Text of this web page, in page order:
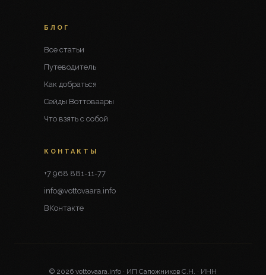
БЛОГ
Все статьи
Путеводитель
Как добраться
Сейды Воттоваары
Что взять с собой
КОНТАКТЫ
+7 968 881-11-77
info@vottovaara.info
ВКонтакте
© 2026 vottovaara.info · ИП Сапожников С.Н. · ИНН